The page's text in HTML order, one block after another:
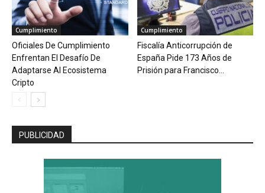
Cumplimiento
Oficiales De Cumplimiento
Enfrentan El Desafío De
Adaptarse Al Ecosistema
Cripto
Cumplimiento
Fiscalía Anticorrupción de
España Pide 173 Años de
Prisión para Francisco...
PUBLICIDAD